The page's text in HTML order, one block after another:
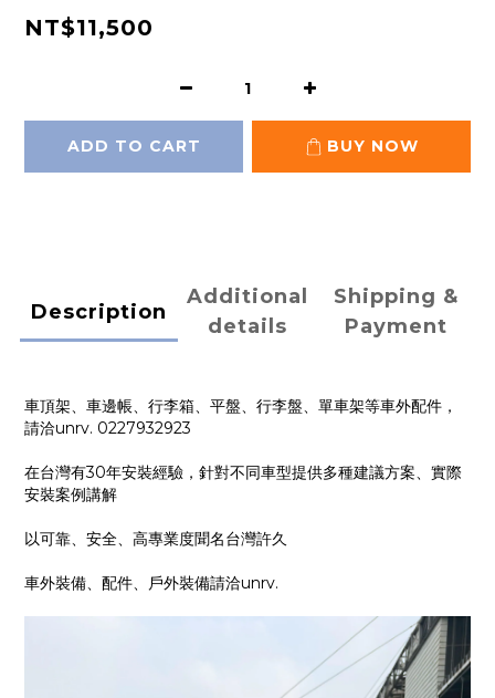
NT$11,500
ADD TO CART BUY NOW
Description
Additional
details
Shipping &
Payment
車頂架、車邊帳、行李箱、平盤、行李盤、單車架等車外配件，
請洽unrv. 0227932923
在台灣有30年安裝經驗，針對不同車型提供多種建議方案、實際
安裝案例講解
以可靠、安全、高專業度聞名台灣許久
車外裝備、配件、戶外裝備請洽unrv.